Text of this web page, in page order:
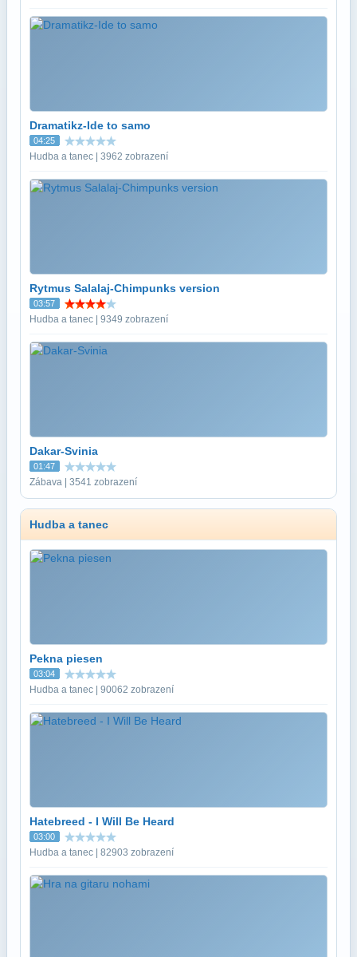
Dramatikz-Ide to samo
04:25
Hudba a tanec | 3962 zobrazení
Rytmus Salalaj-Chimpunks version
03:57
Hudba a tanec | 9349 zobrazení
Dakar-Svinia
01:47
Zábava | 3541 zobrazení
Hudba a tanec
Pekna piesen
03:04
Hudba a tanec | 90062 zobrazení
Hatebreed - I Will Be Heard
03:00
Hudba a tanec | 82903 zobrazení